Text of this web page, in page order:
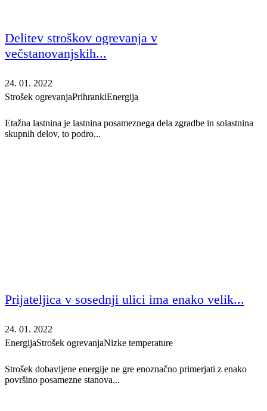
Delitev stroškov ogrevanja v
večstanovanjskih...
24. 01. 2022
Strošek ogrevanjaPrihrankiEnergija
Etažna lastnina je lastnina posameznega dela zgradbe in solastnina
skupnih delov, to podro...
Prijateljica v sosednji ulici ima enako velik...
24. 01. 2022
EnergijaStrošek ogrevanjaNizke temperature
Strošek dobavljene energije ne gre enoznačno primerjati z enako
površino posamezne stanova...